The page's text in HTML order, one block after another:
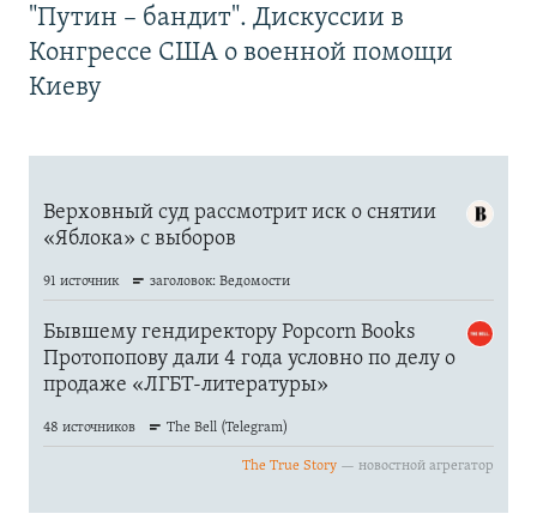
"Путин – бандит". Дискуссии в
Конгрессе США о военной помощи
Киеву